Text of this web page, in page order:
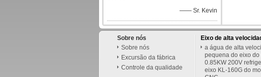
—— Sr. Kevin
Sobre nós
Sobre nós
Excursão da fábrica
Controle da qualidade
Eixo de alta
a água de alta
pequena do eixo do
0.85KW 200V
eixo KL-160G do